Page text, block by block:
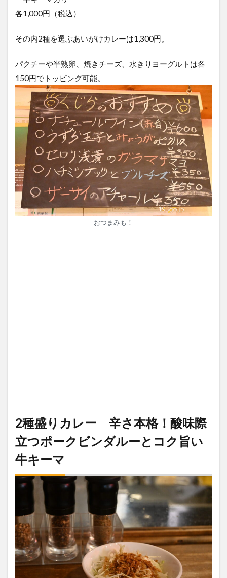
各1,000円（税込）
その内2種を選ぶあいがけカレーは1,300円。
パクチーや半熟卵、焼きチーズ、水きりヨーグルトは各
150円でトッピング可能。
おつまみも！
2種盛りカレー 辛さ本格！酸味際
立つポークビンダルーとコク旨い
牛キーマ